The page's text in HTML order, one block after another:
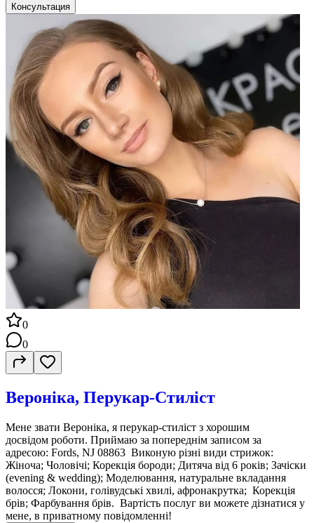
Консультация
0
0
Вероніка, Перукар-Стиліст
Мене звати Вероніка, я перукар-стиліст з хорошим
досвідом роботи. Приймаю за попереднім записом за
адресою: Fords, NJ 08863 Виконую різні види стрижок:
Жіноча; Чоловічі; Корекція бороди; Дитяча від 6 років; Зачіски
(evening & wedding); Моделювання, натуральне вкладання
волосся; Локони, голівудські хвилі, афронакрутка; Корекція
брів; Фарбування брів. Вартість послуг ви можете дізнатися у
мене, в приватному повідомленні!